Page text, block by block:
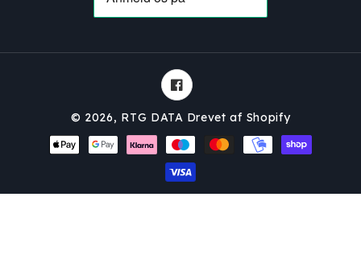
Facebook
© 2026, RTG DATA Drevet af Shopify
Betalingsmetoder